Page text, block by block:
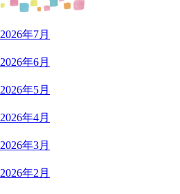
2026年7月
2026年6月
2026年5月
2026年4月
2026年3月
2026年2月